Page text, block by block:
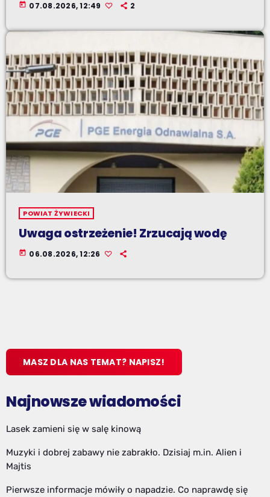
today 07.08.2026, 12:49 2
POWIAT ŻYWIECKI
Uwaga ostrzeżenie! Zrzucają wodę
today 06.08.2026, 12:26
MASZ DLA NAS TEMAT? NAPISZ!
Najnowsze wiadomości
Lasek zamieni się w salę kinową
Muzyki i dobrej zabawy nie zabrakło. Dzisiaj m.in. Alien i
Majtis
Pierwsze informacje mówiły o napadzie. Co naprawdę się